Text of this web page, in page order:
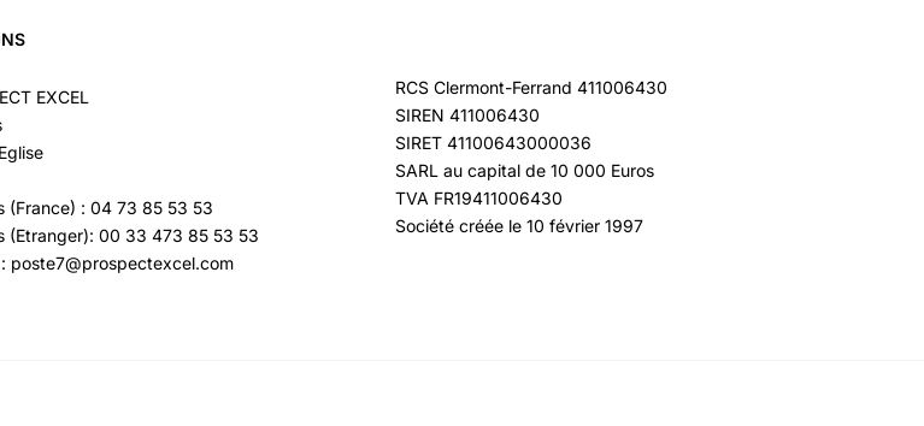
EXCEL
(France) : 04 73 85 53 53
(Etranger): 00 33 473 85 53 53
poste7@prospectexcel.com
RCS Clermont-Ferrand 411006430
SIREN 411006430
SIRET 41100643000036
SARL au capital de 10 000 Euros
TVA FR19411006430
Société créée le 10 février 1997